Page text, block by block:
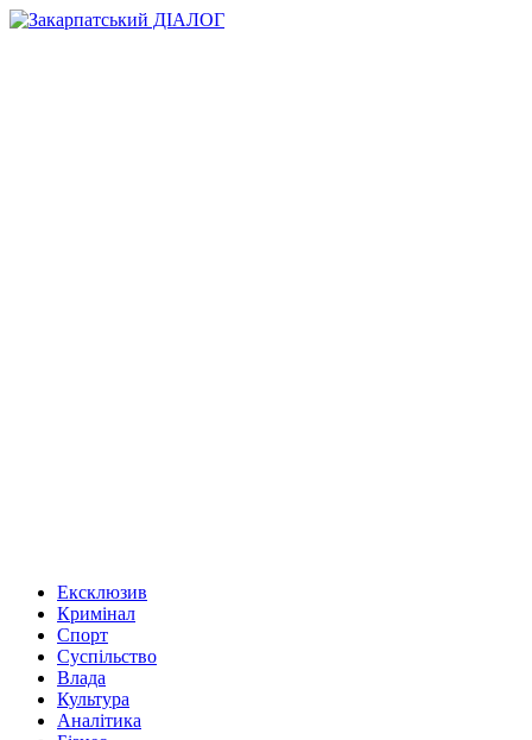
Ексклюзив
Кримінал
Спорт
Суспільство
Влада
Культура
Аналітика